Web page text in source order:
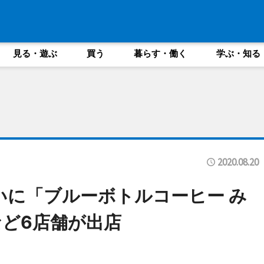
見る・遊ぶ 買う 暮らす・働く 学ぶ・知る
2020.08.20
「ブルーボトルコーヒー み
6店舗が出店